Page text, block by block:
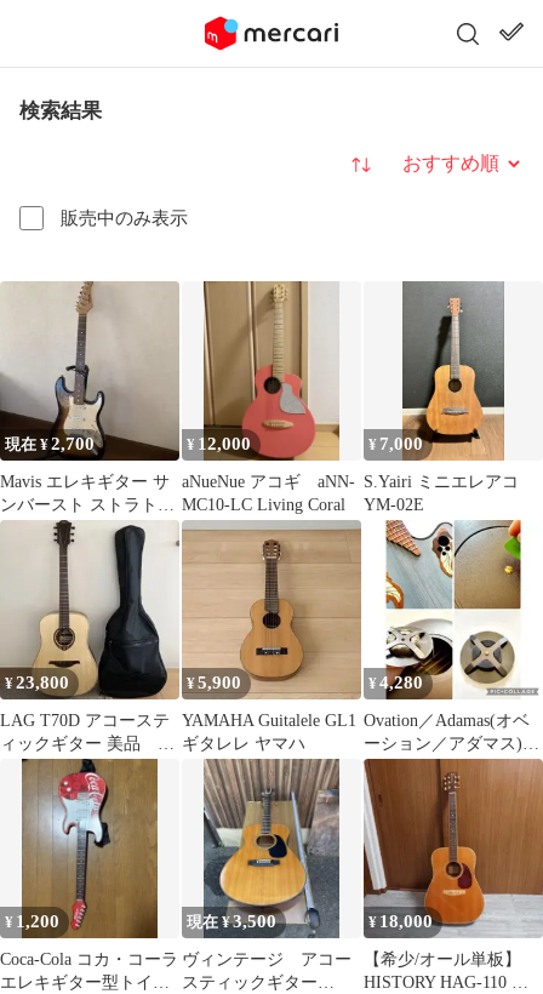
検索結果
販売中のみ表示
並び替え
現在 ¥2,700
Mavis エレキギター サ
ンバースト ストラトタ
イプ
¥ 12,000
aNueNue アコギ aNN-
MC10-LC Living Coral
¥ 7,000
S.Yairi ミニエレアコ
YM-02E
¥23,800
LAG T70D アコーステ
ィックギター 美品 ケ
ース付
¥5,900
YAMAHA Guitalele GL1
ギタレレ ヤマハ
¥ 4,280
Ovation／Adamas(オベ
ーション／アダマス)
裏蓋 裏ぶた スポンジ
¥ 1,200
Coca-Cola コカ・コーラ
エレキギター型トイギ
現在 ¥3,500
ヴィンテージ アコー
スティックギター
¥ 18,000
【希少/オール単板】
HISTORY HAG-110 ジ